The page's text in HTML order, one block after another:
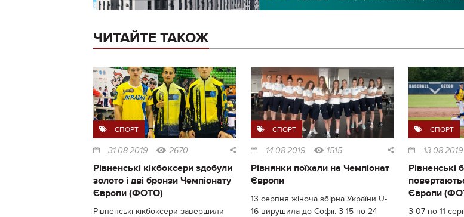
ЧИТАЙТЕ ТАКОЖ
СПОРТ
31.08.2019 2670
Рівненські кікбоксери здобули
золото і дві бронзи Чемпіонату
Європи (ФОТО)
Рівненські кікбоксери завершили
СПОРТ
14.08.2019 1515
Рівнянки поїхали на Чемпіонат
Європи
13 серпня жіноча збірна України U-
16 вирушила до Софії. З 15 по 24
СПОРТ
13.08.2019
Рівненські
Європи
З 07 по 11